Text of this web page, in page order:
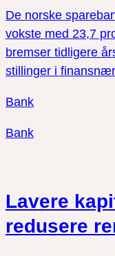
De norske
vokste med 23,7
bremser tidligere
stillinger i
Bank
Bank
Lavere
redusere